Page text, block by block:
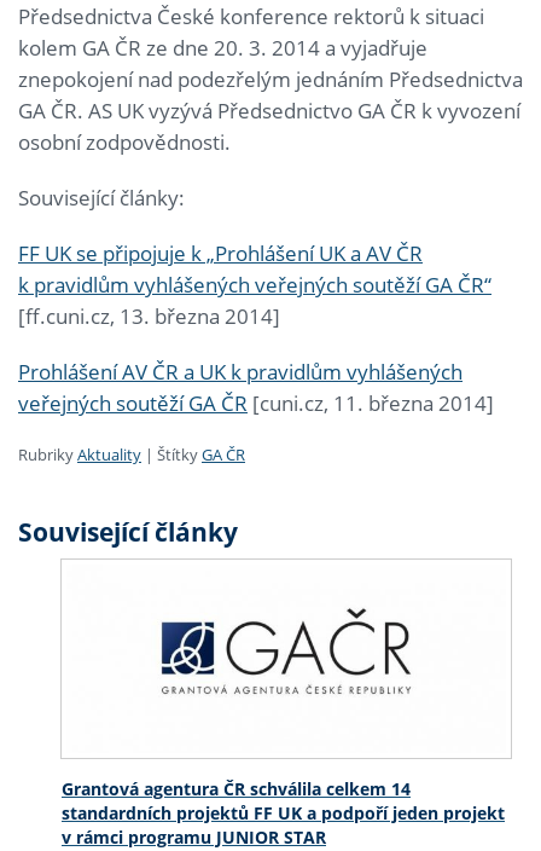
Předsednictva České konference rektorů k situaci
kolem GA ČR ze dne 20. 3. 2014 a vyjadřuje
znepokojení nad podezřelým jednáním Předsednictva
GA ČR. AS UK vyzývá Předsednictvo GA ČR k vyvození
osobní zodpovědnosti.
Související články:
FF UK se připojuje k „Prohlášení UK a AV ČR
k pravidlům vyhlášených veřejných soutěží GA ČR“
[ff.cuni.cz, 13. března 2014]
Prohlášení AV ČR a UK k pravidlům vyhlášených
veřejných soutěží GA ČR [cuni.cz, 11. března 2014]
RubrikyAktuality | ŠtítkyGA ČR
Související články
Grantová agentura ČR schválila celkem 14
standardních projektů FF UK a podpoří jeden projekt
v rámci programu JUNIOR STAR